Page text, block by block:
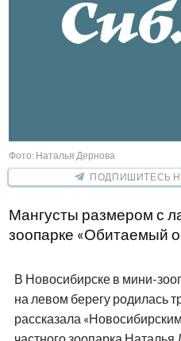
Фото: Наталья Дернова
ПОДПИШИТЕСЬ НА
Мангусты размером с
зоопарке «Обитаемый
В Новосибирске в мини-
на левом берегу родилась
рассказала